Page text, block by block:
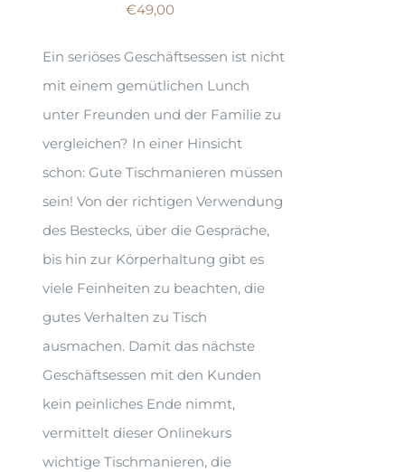
€49,00
Ein seriöses Geschäftsessen ist nicht
mit einem gemütlichen Lunch
unter Freunden und der Familie zu
vergleichen? In einer Hinsicht
schon: Gute Tischmanieren müssen
sein! Von der richtigen Verwendung
des Bestecks, über die Gespräche,
bis hin zur Körperhaltung gibt es
viele Feinheiten zu beachten, die
gutes Verhalten zu Tisch
ausmachen. Damit das nächste
Geschäftsessen mit den Kunden
kein peinliches Ende nimmt,
vermittelt dieser Onlinekurs
wichtige Tischmanieren, die